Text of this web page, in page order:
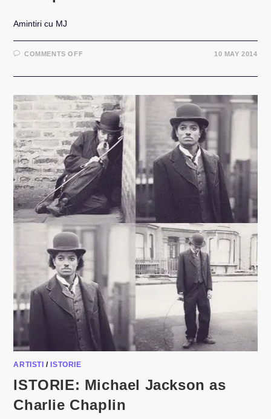
Amintiri cu MJ
COMMENTS OFFON
JACKSON
KING
OF
POPCORN
10 MAY 2014
ARTISTI / ISTORIE
ISTORIE: Michael Jackson as
Charlie Chaplin